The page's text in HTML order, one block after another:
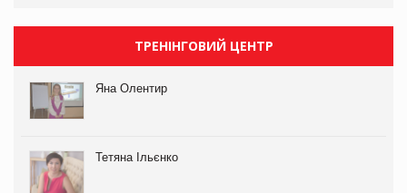
ТРЕНІНГОВИЙ ЦЕНТР
Яна Олентир
Тетяна Ільєнко